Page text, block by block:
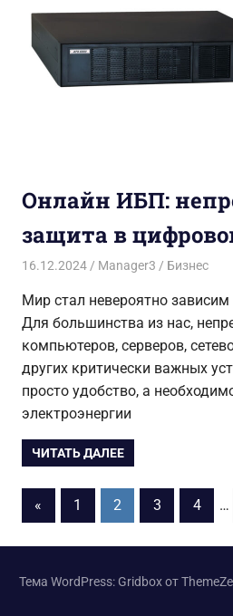
Онлайн ИБП:
защита в
16.12.2024 Manager3 Бизнес
Мир стал невероятно зависим
Для большинства из нас,
компьютеров, серверов,
других критически важных
просто удобство, а
электроэнергии
ЧИТАТЬ ДАЛЕЕ
Пагинация
записей
« Предыдущие
записи
1 2 3 4 …
Тема WordPress: Gridbox от